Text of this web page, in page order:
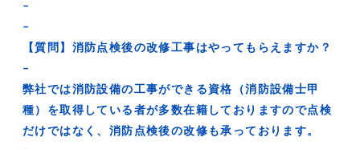
–
–
【質問】消防点検後の改修工事はやってもらえますか？
–
弊社では消防設備の工事ができる資格（消防設備士甲
種）を取得している者が多数在籍しておりますので点検
だけではなく、消防点検後の改修も承っております。